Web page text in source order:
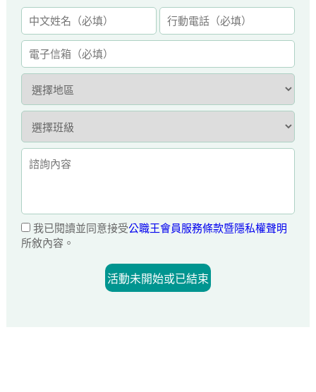
我已閱讀並同意接受公職王會員服務條款暨隱私權聲明
所敘內容。
活動未開始或已結束